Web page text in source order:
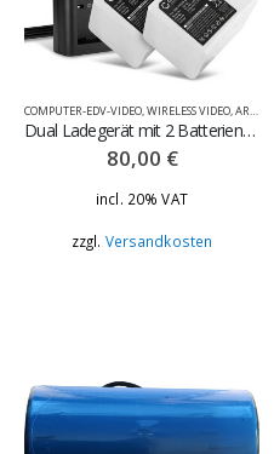
COMPUTER-EDV-VIDEO,WIRELESS VIDEO,ARLO
Dual Ladegerät mit 2 Batterien für Arlo
80,00 €
incl. 20% VAT
zzgl. Versandkosten
Visonic Funk-Bewegungsmelder 868Mhz Platine